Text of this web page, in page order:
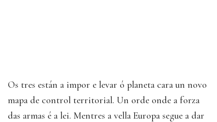
Os tres están a impor e levar ó planeta cara un novo
mapa de control territorial. Un orde onde a forza
das armas é a lei. Mentres a vella Europa segue a dar